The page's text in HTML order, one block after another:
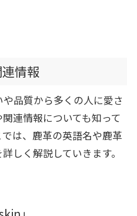
情報
品質から多くの人に愛さ
連情報についても知って
は、鹿革の英語名や鹿革
しく解説していきます。